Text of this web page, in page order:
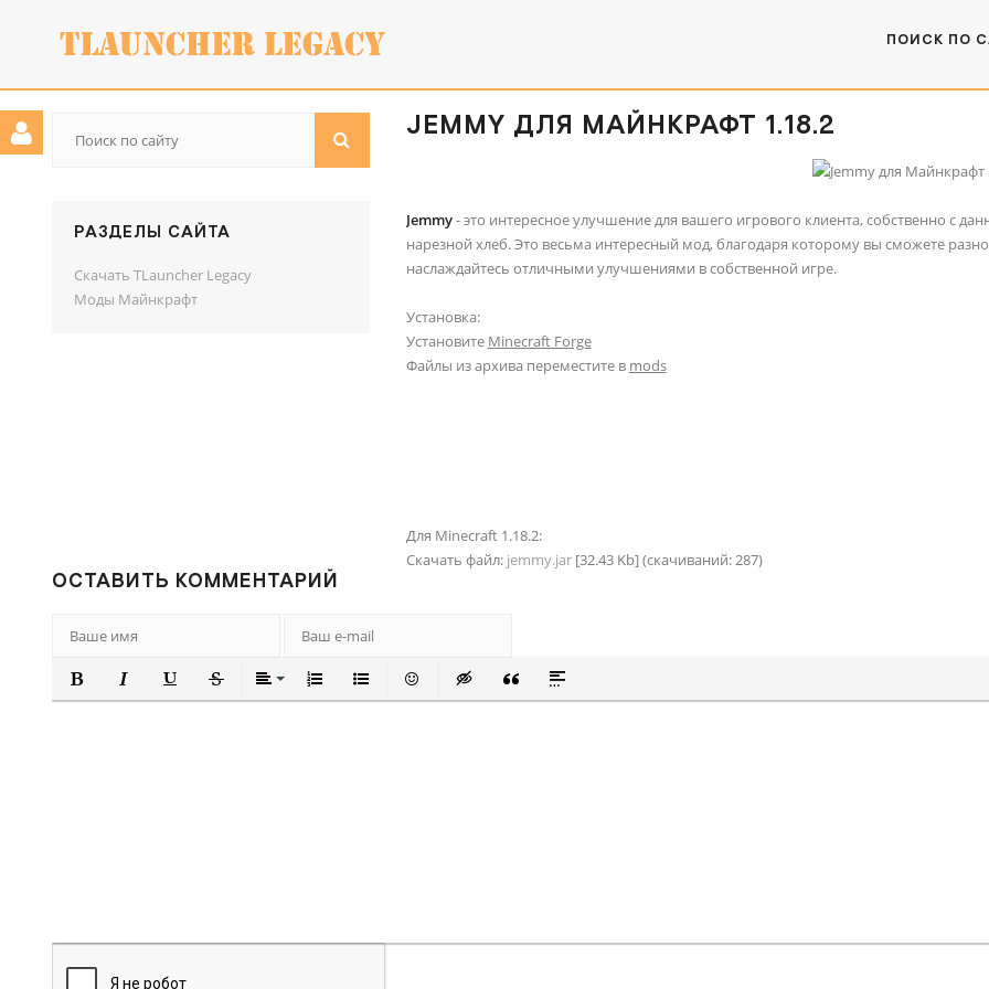
ПОИСК ПО
JEMMY ДЛЯ МАЙНКРАФТ 1.18.2
Jemmy- это интересное улучшение для вашего игрового клиента, собственно с
нарезной хлеб. Это весьма интересный мод, благодаря которому вы сможете
наслаждайтесь отличными улучшениями в собственной игре.
Установка:
Установите Minecraft Forge
Файлы из архива переместите в mods
Для Minecraft 1.18.2:
Скачать файл: jemmy.jar [32.43 Kb] (cкачиваний: 287)
РАЗДЕЛЫ САЙТА
Скачать TLauncher Legacy
Моды Майнкрафт
ОСТАВИТЬ КОММЕНТАРИЙ
ПОЛУЖИРНЫЙ
КУРСИВПОДЧЕРКНУТЫЙ
ЗАЧЕРКНУТЫЙВЫРАВНИВАНИЕ
НУМЕРОВАННЫЙ СПИСОК
МАРКИРОВАННЫЙ СПИСОК
ВСТАВИТЬ СМАЙЛИК
ВСТАВКА СКРЫТОГО ТЕКСТА
ВСТАВКА ЦИТАТЫ
ВСТАВКА СПОЙЛЕРА